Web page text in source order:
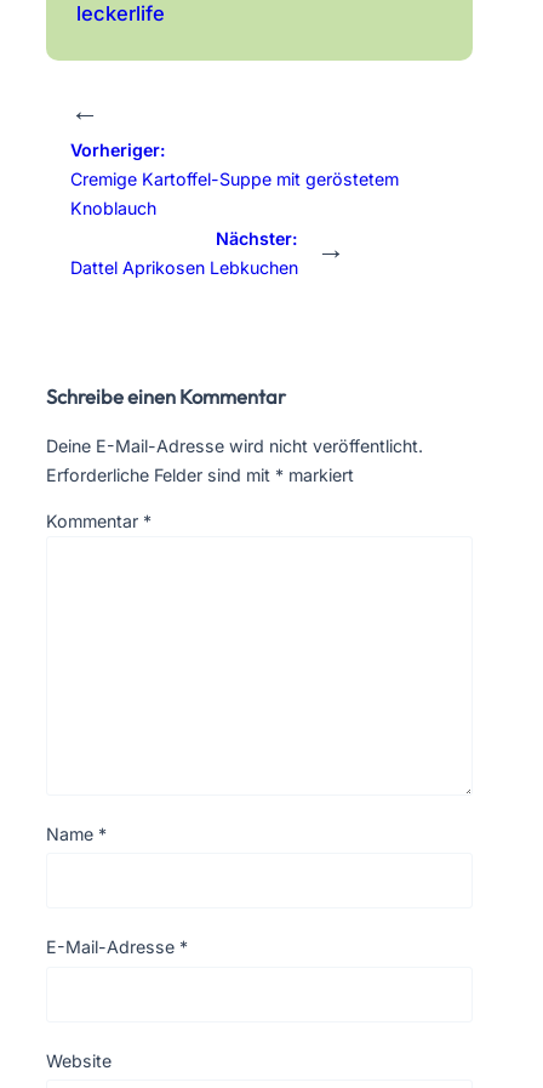
leckerlife
←
Vorheriger:
Cremige Kartoffel-Suppe mit geröstetem
Knoblauch
Nächster:
Dattel Aprikosen Lebkuchen
→
Schreibe einen Kommentar
Deine E-Mail-Adresse wird nicht veröffentlicht.
Erforderliche Felder sind mit * markiert
Kommentar *
Name *
E-Mail-Adresse *
Website